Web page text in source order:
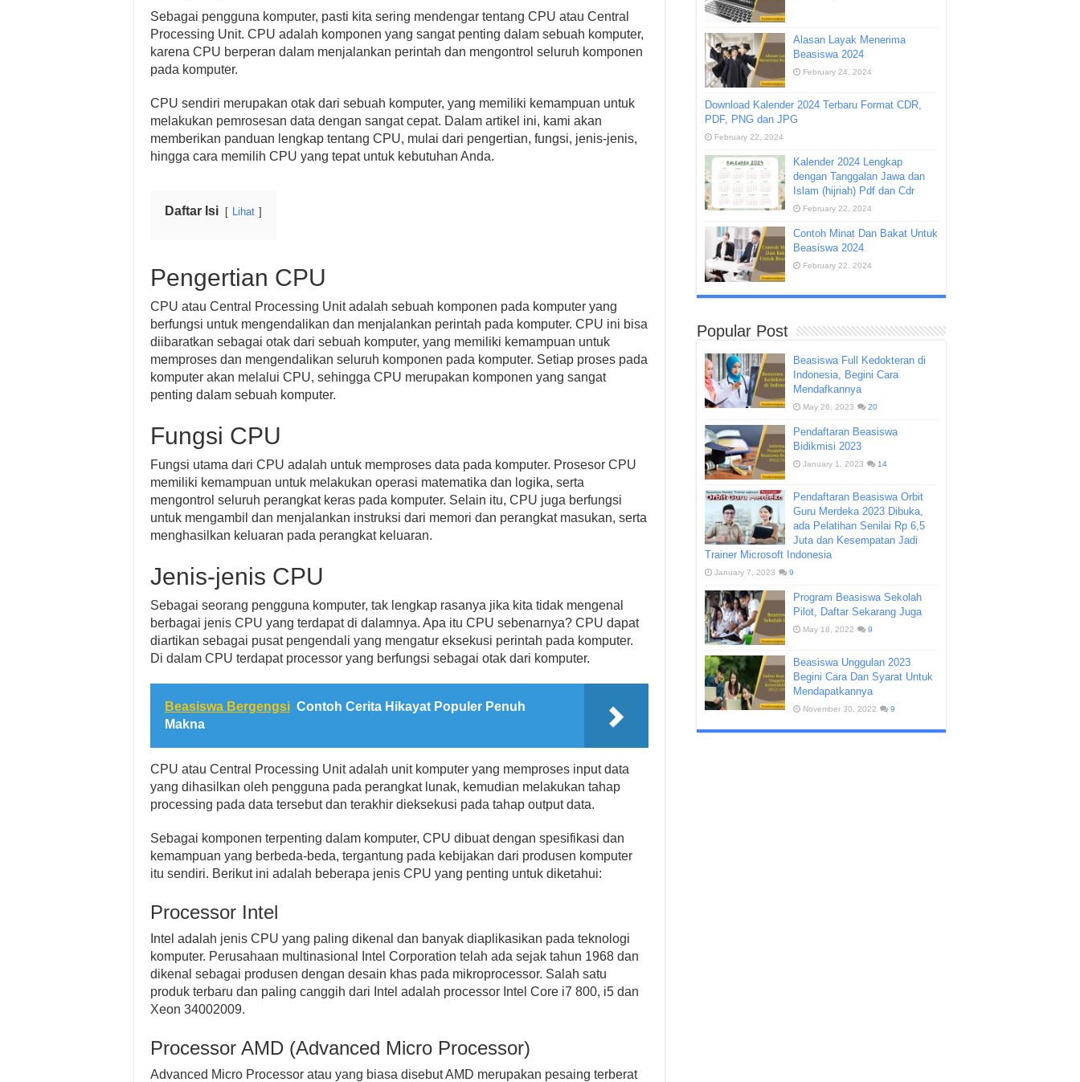
Sebagai pengguna komputer, pasti kita sering mendengar tentang CPU atau Central
Processing Unit. CPU adalah komponen yang sangat penting dalam sebuah komputer,
karena CPU berperan dalam menjalankan perintah dan mengontrol seluruh komponen
pada komputer.
CPU sendiri merupakan otak dari sebuah komputer, yang memiliki kemampuan untuk
melakukan pemrosesan data dengan sangat cepat. Dalam artikel ini, kami akan
memberikan panduan lengkap tentang CPU, mulai dari pengertian, fungsi, jenis-jenis,
hingga cara memilih CPU yang tepat untuk kebutuhan Anda.
Daftar Isi Lihat
Pengertian CPU
CPU atau Central Processing Unit adalah sebuah komponen pada komputer yang
berfungsi untuk mengendalikan dan menjalankan perintah pada komputer. CPU ini bisa
diibaratkan sebagai otak dari sebuah komputer, yang memiliki kemampuan untuk
memproses dan mengendalikan seluruh komponen pada komputer. Setiap proses pada
komputer akan melalui CPU, sehingga CPU merupakan komponen yang sangat
penting dalam sebuah komputer.
Fungsi CPU
Fungsi utama dari CPU adalah untuk memproses data pada komputer. Prosesor CPU
memiliki kemampuan untuk melakukan operasi matematika dan logika, serta
mengontrol seluruh perangkat keras pada komputer. Selain itu, CPU juga berfungsi
untuk mengambil dan menjalankan instruksi dari memori dan perangkat masukan, serta
menghasilkan keluaran pada perangkat keluaran.
Jenis-jenis CPU
Sebagai seorang pengguna komputer, tak lengkap rasanya jika kita tidak mengenal
berbagai jenis CPU yang terdapat di dalamnya. Apa itu CPU sebenarnya? CPU dapat
diartikan sebagai pusat pengendali yang mengatur eksekusi perintah pada komputer.
Di dalam CPU terdapat processor yang berfungsi sebagai otak dari komputer.
Beasiswa Bergengsi Contoh Cerita Hikayat Populer Penuh
Makna
CPU atau Central Processing Unit adalah unit komputer yang memproses input data
yang dihasilkan oleh pengguna pada perangkat lunak, kemudian melakukan tahap
processing pada data tersebut dan terakhir dieksekusi pada tahap output data.
Sebagai komponen terpenting dalam komputer, CPU dibuat dengan spesifikasi dan
kemampuan yang berbeda-beda, tergantung pada kebijakan dari produsen komputer
itu sendiri. Berikut ini adalah beberapa jenis CPU yang penting untuk diketahui:
Processor Intel
Intel adalah jenis CPU yang paling dikenal dan banyak diaplikasikan pada teknologi
komputer. Perusahaan multinasional Intel Corporation telah ada sejak tahun 1968 dan
dikenal sebagai produsen dengan desain khas pada mikroprocessor. Salah satu
produk terbaru dan paling canggih dari Intel adalah processor Intel Core i7 800, i5 dan
Xeon 34002009.
Processor AMD (Advanced Micro Processor)
Advanced Micro Processor atau yang biasa disebut AMD merupakan pesaing terberat
Alasan Layak Menerima
Beasiswa 2024
February 24, 2024
Download Kalender 2024 Terbaru Format CDR,
PDF, PNG dan JPG
February 22, 2024
Kalender 2024 Lengkap
dengan Tanggalan Jawa dan
Islam (hijriah) Pdf dan Cdr
February 22, 2024
Contoh Minat Dan Bakat Untuk
Beasiswa 2024
February 22, 2024
Popular Post
Beasiswa Full Kedokteran di
Indonesia, Begini Cara
Mendafkannya
May 26, 2023 20
Pendaftaran Beasiswa
Bidikmisi 2023
January 1, 2023 14
Pendaftaran Beasiswa Orbit
Guru Merdeka 2023 Dibuka,
ada Pelatihan Senilai Rp 6,5
Juta dan Kesempatan Jadi
Trainer Microsoft Indonesia
January 7, 2023 9
Program Beasiswa Sekolah
Pilot, Daftar Sekarang Juga
May 18, 2022 9
Beasiswa Unggulan 2023
Begini Cara Dan Syarat Untuk
Mendapatkannya
November 30, 2022 9